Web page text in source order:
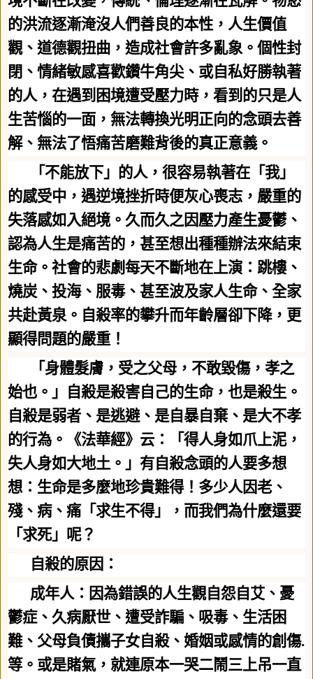
的洪流逐漸淹沒人們善良的本性，人生價值
觀、道德觀扭曲，造成社會許多亂象。個性封
閉、情緒敏感喜歡鑽牛角尖、或自私好勝執著
的人，在遇到困境遭受壓力時，看到的只是人
生苦惱的一面，無法轉換光明正向的念頭去善
解、無法了悟痛苦磨難背後的真正意義。
「不能放下」的人，很容易執著在「我」
的感受中，遇逆境挫折時便灰心喪志，嚴重的
失落感如入絕境。久而久之因壓力產生憂鬱、
認為人生是痛苦的，甚至想出種種辦法來結束
生命。社會的悲劇每天不斷地在上演：跳樓、
燒炭、投海、服毒、甚至波及家人生命、全家
共赴黃泉。自殺率的攀升而年齡層卻下降，更
顯得問題的嚴重！
「身體髮膚，受之父母，不敢毀傷，孝之
始也。」自殺是殺害自己的生命，也是殺生。
自殺是弱者、是逃避、是自暴自棄、是大不孝
的行為。《法華經》云：「得人身如爪上泥，
失人身如大地土。」有自殺念頭的人要多想
想：生命是多麼地珍貴難得！多少人因老、
殘、病、痛「求生不得」，而我們為什麼還要
「求死」呢？
自殺的原因：
成年人：因為錯誤的人生觀自怨自艾、憂
鬱症、久病厭世、遭受詐騙、吸毒、生活困
難、父母負債攜子女自殺、婚姻或感情的創傷.
等。或是賭氣，就連原本一哭二鬧三上吊一直